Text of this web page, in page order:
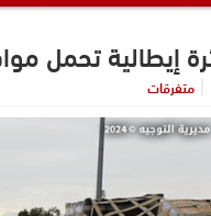
إيطالية تحمل
متفرقات